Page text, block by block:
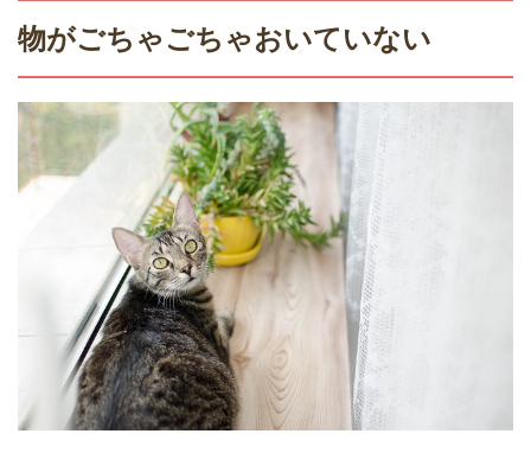
物がごちゃごちゃおいていない